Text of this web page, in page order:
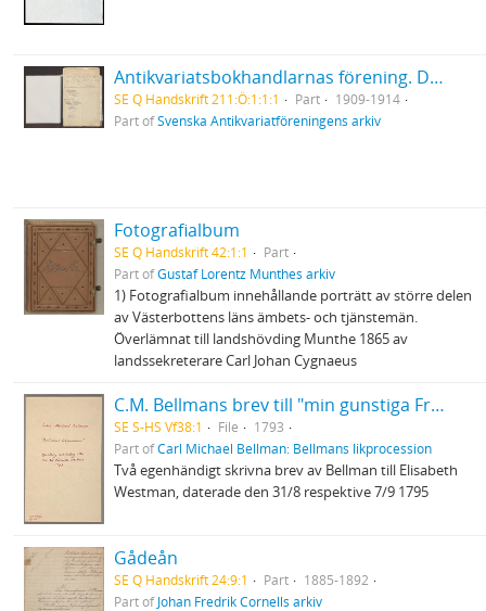
Antikvariatsbokhandlarnas förening. Diverse handlingar, bl.a. protokoll, kassabok och klippsamling
SE Q Handskrift 211:Ö:1:1:1 Part
1909-1914
Part ofSvenska Antikvariatföreningens arkiv
Fotografialbum
SE Q Handskrift 42:1:1
Part
Part ofGustaf Lorentz Munthes arkiv
1) Fotografialbum innehållande porträtt av större delen
av Västerbottens läns ämbets- och tjänstemän.
Överlämnat till landshövding Munthe 1865 av
landssekreterare Carl Johan Cygnaeus
C.M. Bellmans brev till "min gunstiga Fru"
SE S-HS Vf38:1 File
1793
Part ofCarl Michael Bellman: Bellmans likprocession
Två egenhändigt skrivna brev av Bellman till Elisabeth
Westman, daterade den 31/8 respektive 7/9 1795
Gådeån
SE Q Handskrift 24:9:1 Part
1885-1892
Part ofJohan Fredrik Cornells arkiv